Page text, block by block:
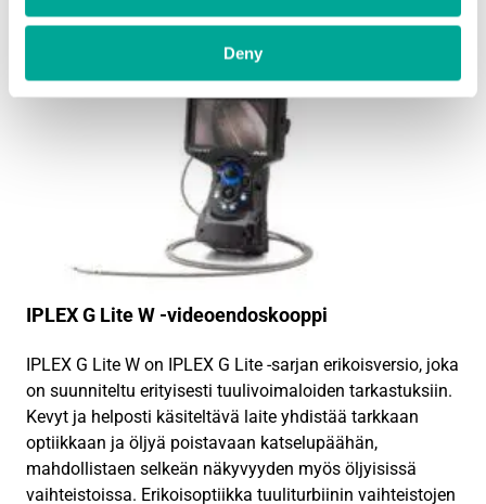
Deny
IPLEX G Lite W -videoendoskooppi
IPLEX G Lite W on IPLEX G Lite -sarjan erikoisversio, joka
on suunniteltu erityisesti tuulivoimaloiden tarkastuksiin.
Kevyt ja helposti käsiteltävä laite yhdistää tarkkaan
optiikkaan ja öljyä poistavaan katselupäähän,
mahdollistaen selkeän näkyvyyden myös öljyisissä
vaihteistoissa. Erikoisoptiikka tuuliturbiinin vaihteistojen